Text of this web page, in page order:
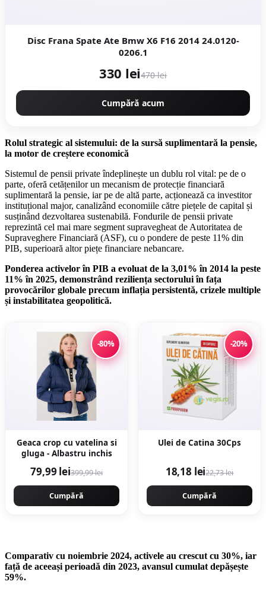
Disc Frana Spate Ate Bmw X6 F16 2014 24.0120-
0206.1
330 lei470 lei
Cumpără acum
Rolul strategic al sistemului: de la sursă suplimentară la pensie,
la motor de creștere economică
Sistemul de pensii private îndeplinește un dublu rol vital: pe de o
parte, oferă cetățenilor un mecanism de protecție financiară
suplimentară la pensie, iar pe de altă parte, acționează ca investitor
instituțional major, canalizând economiile către piețele de capital și
susținând dezvoltarea sustenabilă. Fondurile de pensii private
reprezintă cel mai mare segment supravegheat de Autoritatea de
Supraveghere Financiară (ASF), cu o pondere de peste 11% din
PIB, superioară altor piețe financiare nebancare.
Ponderea activelor în PIB a evoluat de la 3,01% în 2014 la peste
11% în 2025, demonstrând reziliența sectorului în fața
provocărilor globale precum inflația persistentă, crizele multiple
și instabilitatea geopolitică.
-80%
Geaca crop cu vatelina si
gluga - Albastru inchis
79,99 lei399,99 lei
Cumpără
-20%
Ulei de Catina 30Cps
18,18 lei22,73 lei
Cumpără
Comparativ cu noiembrie 2024, activele au crescut cu 30%, iar
față de aceeași perioadă din 2023, avansul cumulat depășește
59%.